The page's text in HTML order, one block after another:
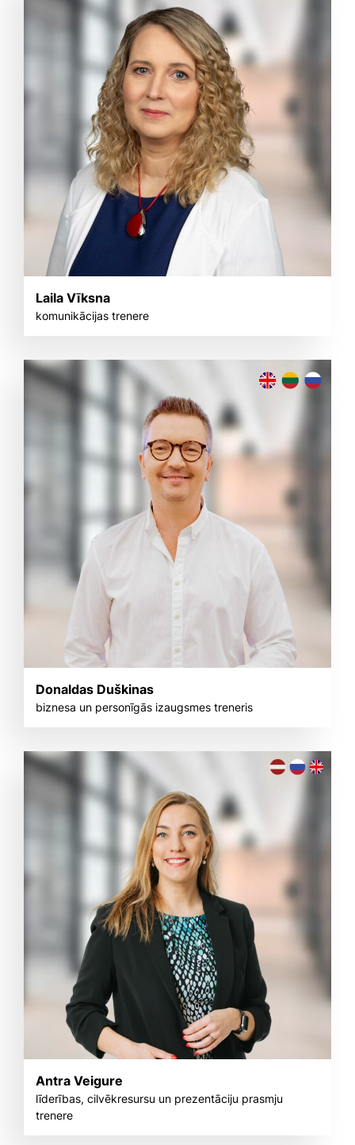
Laila Vīksna
komunikācijas trenere
Donaldas Duškinas
biznesa un personīgās izaugsmes treneris
Antra Veigure
līderības, cilvēkresursu un prezentāciju prasmju
trenere